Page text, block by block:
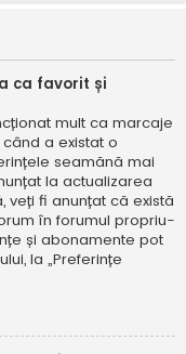
ca favorit și
mult ca marcaje
a existat o
seamănă mai
la actualizarea
veți fi anunțat că există
în forumul propriu-
și abonamente pot
la „Preferințe